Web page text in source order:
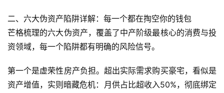
二、六大伪资产陷阱详解：每一个都在掏空你的钱包
芒格梳理的六大伪资产，覆盖了中产阶级最核心的消费与投
资领域，每一个陷阱都有明确的风险信号。
第一个是虚荣性房产负担。超出实际需求购买豪宅，看似是
资产增值，实则暗藏危机：月供占比超收入50%，彻底绑定